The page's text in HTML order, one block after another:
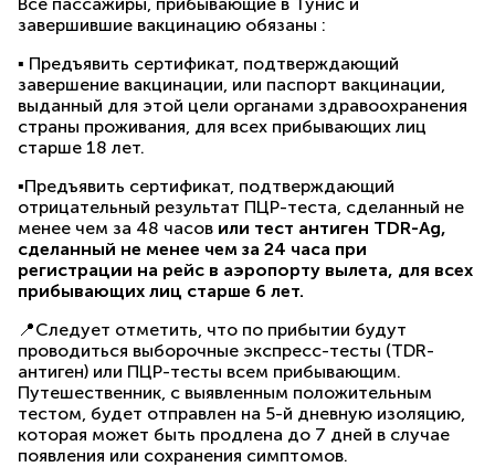
завершившие вакцинацию обязаны :
▪ Предъявить сертификат, подтверждающий
завершение вакцинации, или паспорт вакцинации,
выданный для этой цели органами здравоохранения
страны проживания, для всех прибывающих лиц
старше 18 лет.
▪Предъявить сертификат, подтверждающий
отрицательный результат ПЦР-теста, сделанный не
менее чем за 48 часов или тест антиген TDR-Ag,
сделанный не менее чем за 24 часа при
регистрации на рейс в аэропорту вылета, для всех
прибывающих лиц старше 6 лет.
📍Следует отметить, что по прибытии будут
проводиться выборочные экспресс-тесты (TDR-
антиген) или ПЦР-тесты всем прибывающим.
Путешественник, с выявленным положительным
тестом, будет отправлен на 5-й дневную изоляцию,
которая может быть продлена до 7 дней в случае
появления или сохранения симптомов.